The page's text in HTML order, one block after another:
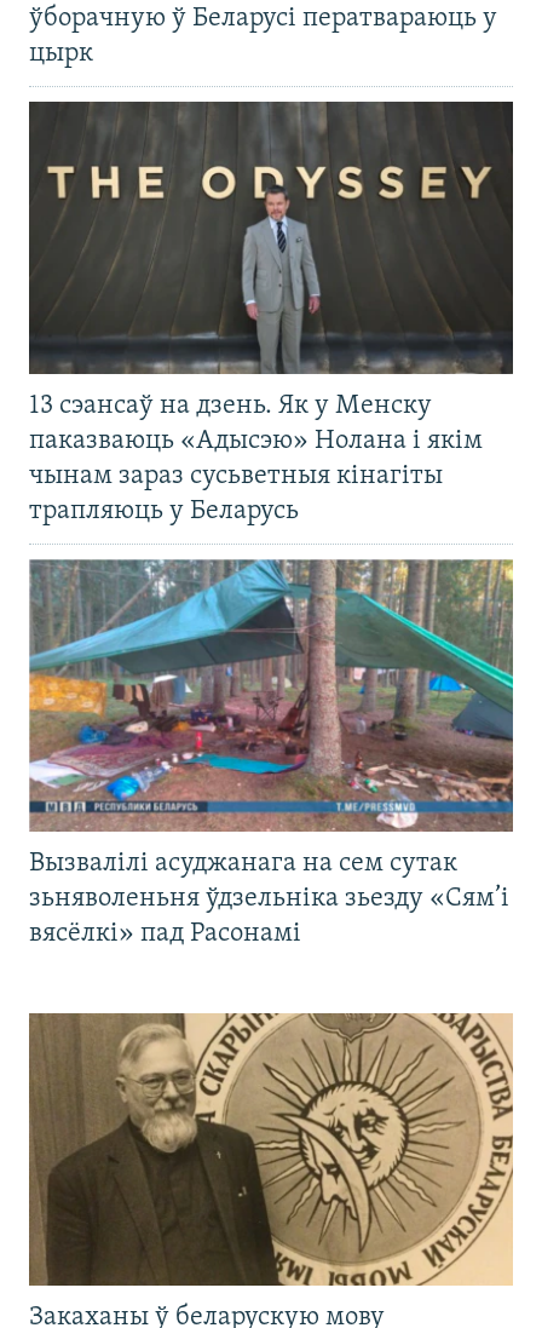
ўборачную ў Беларусі ператвараюць у
цырк
13 сэансаў на дзень. Як у Менску
паказваюць «Адысэю» Нолана і якім
чынам зараз сусьветныя кінагіты
трапляюць у Беларусь
Вызвалілі асуджанага на сем сутак
зьняволеньня ўдзельніка зьезду «Сям’і
вясёлкі» пад Расонамі
Закаханы ў беларускую мову